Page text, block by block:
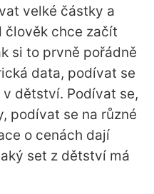
velké částky a
člověk chce začít
si to prvně pořádně
data, podívat se
dětství. Podívat se,
podívat se na různé
o cenách dají
set z dětství má